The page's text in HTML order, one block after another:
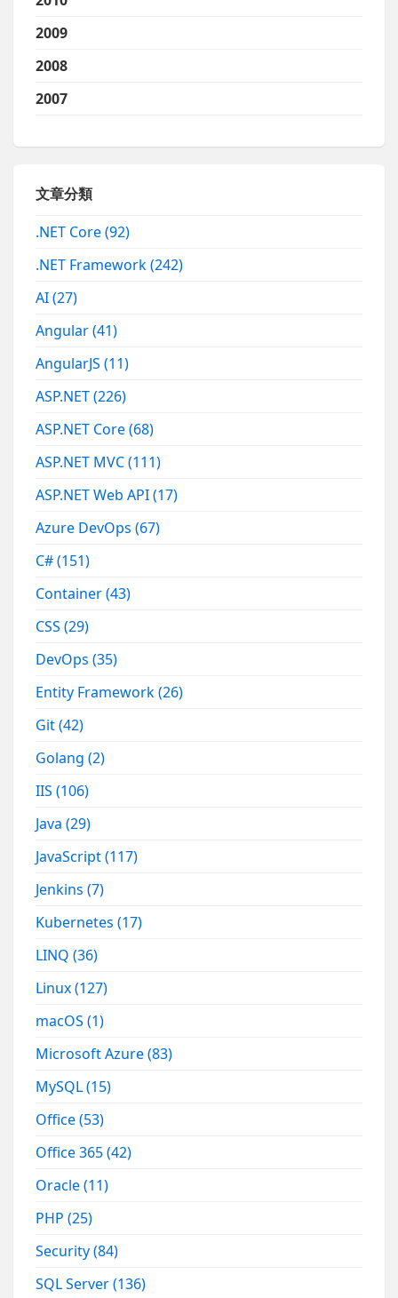
2009
2008
2007
文章分類
.NET Core(92)
.NET Framework(242)
AI(27)
Angular(41)
AngularJS(11)
ASP.NET(226)
ASP.NET Core(68)
ASP.NET MVC(111)
ASP.NET Web API(17)
Azure DevOps(67)
C#(151)
Container(43)
CSS(29)
DevOps(35)
Entity Framework(26)
Git(42)
Golang(2)
IIS(106)
Java(29)
JavaScript(117)
Jenkins(7)
Kubernetes(17)
LINQ(36)
Linux(127)
macOS(1)
Microsoft Azure(83)
MySQL(15)
Office(53)
Office 365(42)
Oracle(11)
PHP(25)
Security(84)
SQL Server(136)